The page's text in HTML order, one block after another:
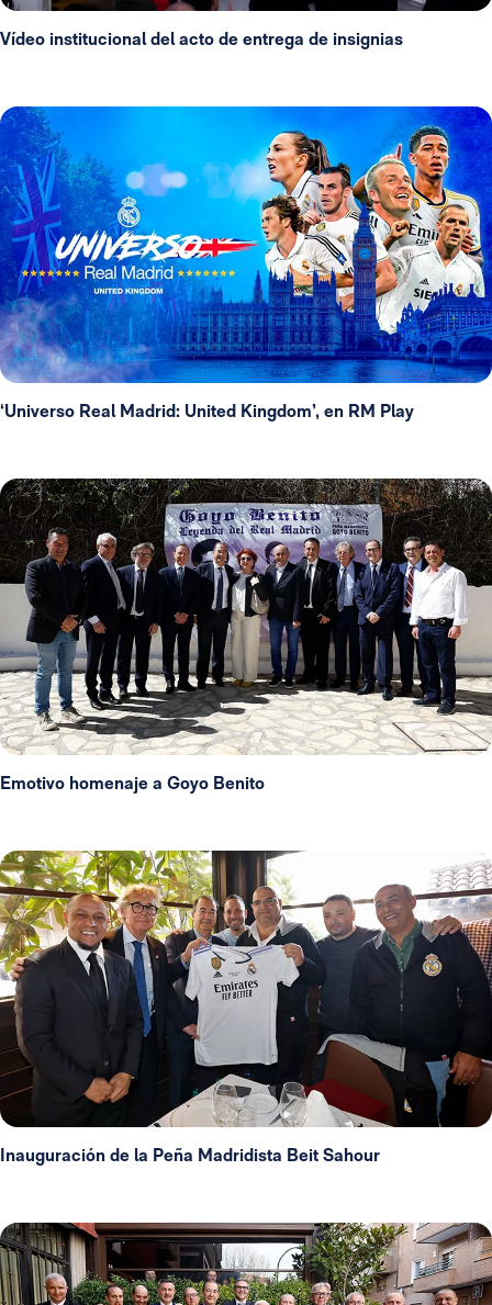
Vídeo institucional del acto de entrega de insignias
‘Universo Real Madrid: United Kingdom’, en RM Play
Emotivo homenaje a Goyo Benito
Inauguración de la Peña Madridista Beit Sahour